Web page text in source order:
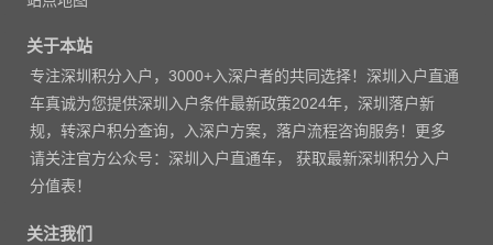
关于本站
专注深圳积分入户 ，3000+入深户者的共同选择！深圳入户直通
车真诚为您提供深圳入户条件最新政策2024年，深圳落户新
规，转深户积分查询，入深户方案，落户流程咨询服务！更多
请关注官方公众号：深圳入户直通车， 获取最新深圳积分入户
分值表！
关注我们